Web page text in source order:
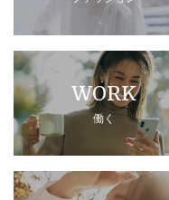
WORK
働く